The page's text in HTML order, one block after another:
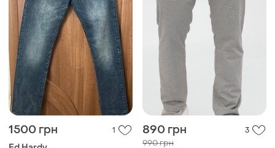
1500 грн 1 890 грн 3
990 грн